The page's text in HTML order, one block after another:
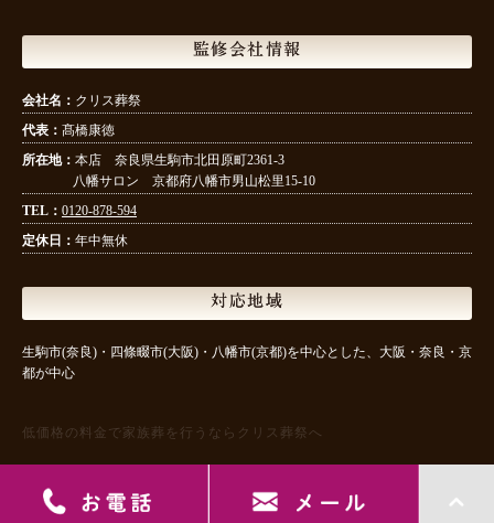
監修会社情報
会社名： クリス葬祭
代表： 髙橋康徳
所在地： 本店 奈良県生駒市北田原町2361-3
八幡サロン 京都府八幡市男山松里15-10
TEL： 0120-878-594
定休日： 年中無休
対応地域
生駒市(奈良)・四條畷市(大阪)・八幡市(京都)を中心とした、大阪・奈良・京
都が中心
低価格の料金で家族葬を行うならクリス葬祭へ